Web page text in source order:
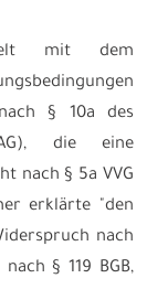
mit dem
§ 10a des
die eine
nach § 5a VVG
erklärte "den
nach
§ 119 BGB,